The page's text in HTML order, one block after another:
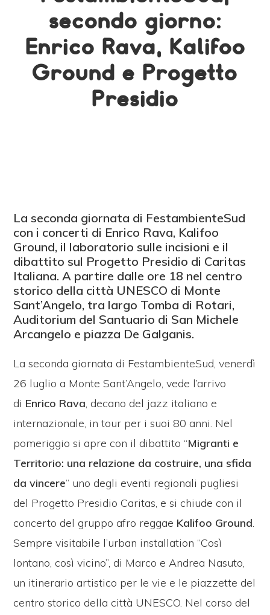
secondo giorno:
Enrico Rava, Kalifoo
Ground e Progetto
Presidio
La seconda giornata di FestambienteSud
con i concerti di Enrico Rava, Kalifoo
Ground, il laboratorio sulle incisioni e il
dibattito sul Progetto Presidio di Caritas
Italiana. A partire dalle ore 18 nel centro
storico della città UNESCO di Monte
Sant’Angelo, tra largo Tomba di Rotari,
Auditorium del Santuario di San Michele
Arcangelo e piazza De Galganis.
La seconda giornata di FestambienteSud, venerdì
26 luglio a Monte Sant’Angelo, vede l’arrivo
di Enrico Rava, decano del jazz italiano e
internazionale, in tour per i suoi 80 anni. Nel
pomeriggio si apre con il dibattito “Migranti e
Territorio: una relazione da costruire, una sfida
da vincere” uno degli eventi regionali pugliesi
del Progetto Presidio Caritas, e si chiude con il
concerto del gruppo afro reggae Kalifoo Ground.
Sempre visitabile l’urban installation “Così
lontano, così vicino”, di Marco e Andrea Nasuto,
un itinerario artistico per le vie e le piazzette del
centro storico della città UNESCO. Nel corso del